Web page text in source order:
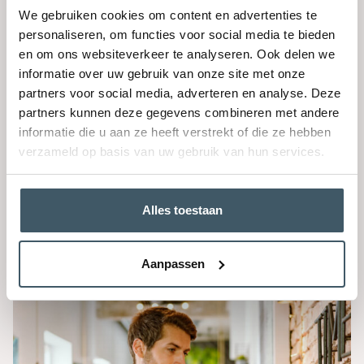
We gebruiken cookies om content en advertenties te
personaliseren, om functies voor social media te bieden
en om ons websiteverkeer te analyseren. Ook delen we
informatie over uw gebruik van onze site met onze
partners voor social media, adverteren en analyse. Deze
partners kunnen deze gegevens combineren met andere
informatie die u aan ze heeft verstrekt of die ze hebben
verzameld op basis van uw gebruik van hun services.
Alles toestaan
Aanpassen
veranderde zijn blik op het voeren van een goed
pleidooi radicaal. Lees hier de tip.
Lees verder
Een sonate als
inspiratiebron om
Kom niet te snel met je oplossing!